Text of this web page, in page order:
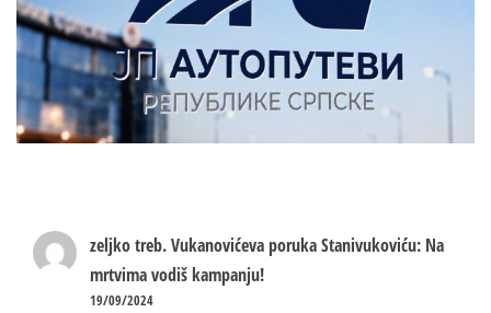
zeljko treb.Vukanovićeva poruka Stanivukoviću: Na
mrtvima vodiš kampanju!
19/09/2024